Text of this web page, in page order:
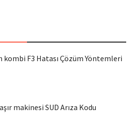
kombi F3 Hatası Çözüm Yöntemleri
makinesi SUD Arıza Kodu